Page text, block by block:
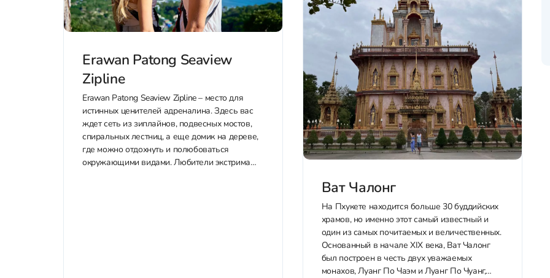
Erawan Patong Seaview
Zipline
Erawan Patong Seaview Zipline – место для
истинных ценителей адреналина. Здесь вас
ждет сеть из зиплайнов, подвесных мостов,
спиральных лестниц, а еще домик на дереве,
где можно отдохнуть и полюбоваться
окружающими видами. Любители экстрима
Ват Чалонг
На Пхукете находится больше 30 буддийских
храмов, но именно этот самый известный и
один из самых почитаемых и величественных.
Основанный в начале XIX века, Ват Чалонг
был построен в честь двух уважаемых
монахов, Луанг По Чаэм и Луанг По Чуанг,